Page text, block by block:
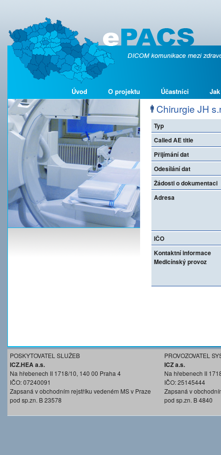
Úvod O projektu Účastníci
Chirurgie JH
Typ
Called AE title
Přijímání dat
Odesílání dat
Žádosti o dokumentaci
Adresa
IČO
Kontaktní informace
Medicínský provoz
POSKYTOVATEL SLUŽEB
ICZ.HEA a.s.
Na hřebenech II 1718/10, 140 00 Praha 4
IČO: 07240091
Zapsaná v obchodním rejstříku vedeném MS v Praze
pod sp.zn. B 23578
PROVOZOVATEL
ICZ a.s.
Na hřebenech II
IČO: 25145444
Zapsaná v
pod sp.zn. B 4840